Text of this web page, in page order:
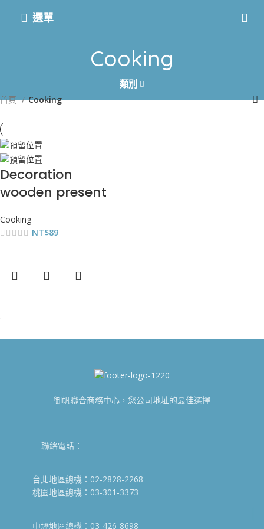
選單
Cooking
類別
首頁 Cooking
Decoration
wooden present
Cooking
NT$89
御帆聯合商務中心，您公司地址的最佳選擇
聯絡電話：
台北地區總機：02-2828-2268
桃園地區總機：03-301-3373
中壢地區總機：03-426-8698